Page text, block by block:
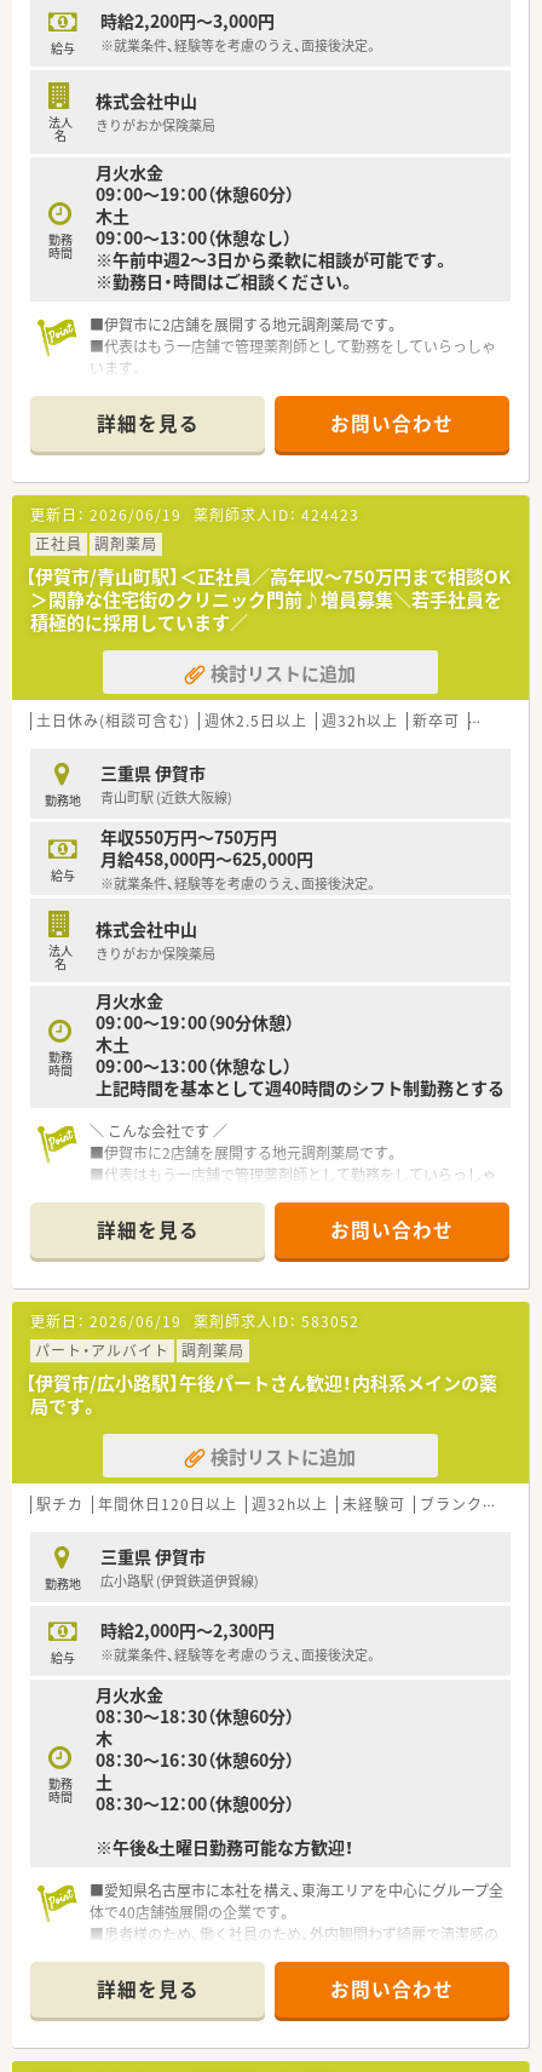
給与
時給2,200円～3,000円
※就業条件、経験等を考慮のうえ、面接後決定。
法人
名
株式会社中山
きりがおか保険薬局
勤務
時間
月火水金
09：00～19：00（休憩60分）
木土
09：00～13：00（休憩なし）
※午前中週2～3日から柔軟に相談が可能です。
※勤務日・時間はご相談ください。
■伊賀市に2店舗を展開する地元調剤薬局です。
■代表はもう一店舗で管理薬剤師として勤務をしていらっしゃ
います。
■即戦力であれば高時給～3,000円までご相談可能です！
詳細を見る お問い合わせ
更新日： 2026/06/19 薬剤師求人ID： 424423
正社員
調剤薬局
【伊賀市/青山町駅】＜正社員／高年収～750万円まで相談OK
＞閑静な住宅街のクリニック門前♪増員募集＼若手社員を
積極的に採用しています／
検討リストに追加
土日休み(相談可含む) 週休2.5日以上 週32h以上 新卒可 未経験可
勤務地
三重県 伊賀市
青山町駅 (近鉄大阪線)
給与
年収550万円～750万円
月給458,000円～625,000円
※就業条件、経験等を考慮のうえ、面接後決定。
法人
名
株式会社中山
きりがおか保険薬局
勤務
時間
月火水金
09：00～19：00（90分休憩）
木土
09：00～13：00（休憩なし）
上記時間を基本として週40時間のシフト制勤務とする
＼ こんな会社です ／
■伊賀市に2店舗を展開する地元調剤薬局です。
■代表はもう一店舗で管理薬剤師として勤務をしていらっしゃ
■従業員の若返りを図るため、増員としての募集をしておりま
す。
■現在は薬剤師2名体制ですが、増員となれば隔週で２.5日休み
が取れる見込みです。
■新卒や第二新卒の方には奨学金支援制度も活用頂けます。
■住宅手当込で、高年収～750万円程度までご相談可能です！
＼ こんな店舗です ／
■内科・消化器内科の処方箋を主に応需しております。
■1日50～60枚程度、薬剤師は常時2名体制の店舗です。
詳細を見る お問い合わせ
更新日： 2026/06/19 薬剤師求人ID： 583052
パート・アルバイト
調剤薬局
【伊賀市/広小路駅】午後パートさん歓迎！内科系メインの薬
局です。
検討リストに追加
駅チカ 年間休日120日以上 週32h以上 未経験可 ブランク可
勤務地
三重県 伊賀市
広小路駅 (伊賀鉄道伊賀線)
給与
時給2,000円～2,300円
※就業条件、経験等を考慮のうえ、面接後決定。
勤務
時間
月火水金
08：30～18：30（休憩60分）
木
08：30～16：30（休憩60分）
土
08：30～12：00（休憩00分）
※午後&土曜日勤務可能な方歓迎！
■愛知県名古屋市に本社を構え、東海エリアを中心にグループ全
体で40店舗強展開の企業です。
■患者様のため、働く社員のため、外内観問わず綺麗で清潔感の
■会社全体の薬剤師平均年齢は30代半ばで、男女比は5:5です。
若年層の活躍により勢いのある会社ですが、基本は年齢ではなく
技能・お人柄というお考えなので、ベテランの方でも安定的にご
勤務いただくことが可能です。
詳細を見る お問い合わせ